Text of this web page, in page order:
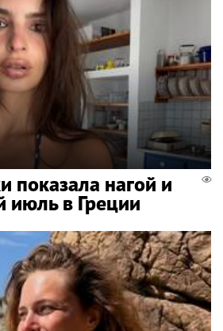
показала нагой и
июль в Греции